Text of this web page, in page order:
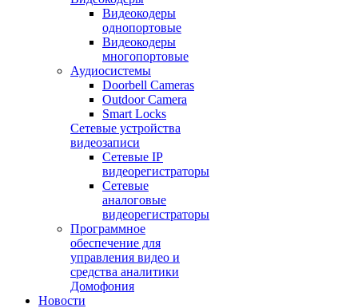
Видеокодеры
однопортовые
Видеокодеры
многопортовые
Аудиосистемы
Doorbell Cameras
Outdoor Camera
Smart Locks
Сетевые устройства
видеозаписи
Сетевые IP
видеорегистраторы
Сетевые
аналоговые
видеорегистраторы
Программное
обеспечение для
управления видео и
средства аналитики
Домофония
Новости